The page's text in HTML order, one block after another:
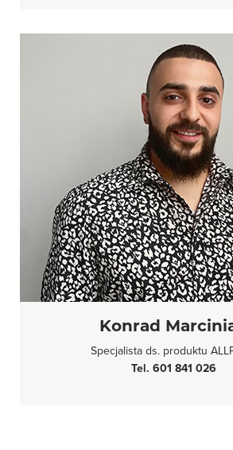
Konrad
Specjalista ds. produktu
Tel. 601 841 026